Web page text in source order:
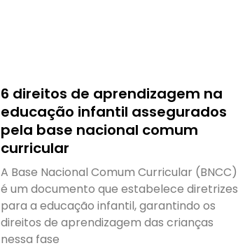
6 direitos de aprendizagem na
educação infantil assegurados
pela base nacional comum
curricular
A Base Nacional Comum Curricular (BNCC)
é um documento que estabelece diretrizes
para a educação infantil, garantindo os
direitos de aprendizagem das crianças
nessa fase